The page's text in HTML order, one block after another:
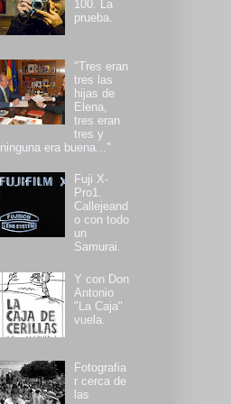
100. La
prueba.
"Tres eran
tres las
hijas de
Elena,
tres eran
tres y
ninguna era buena..."
Fuji X-
Pro1.
Callejeand
o con todo
un
Samurai.
Y con Don
Antonio
"La Caja"
vuela.
Fotografia
r cerca de
las